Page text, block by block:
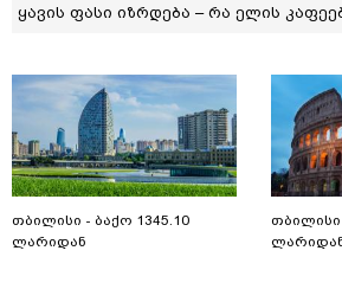
ყავის ფასი იზრდება – რა ელის
თბილისი - ბაქო 1345.10
ლარიდან
თბილისი